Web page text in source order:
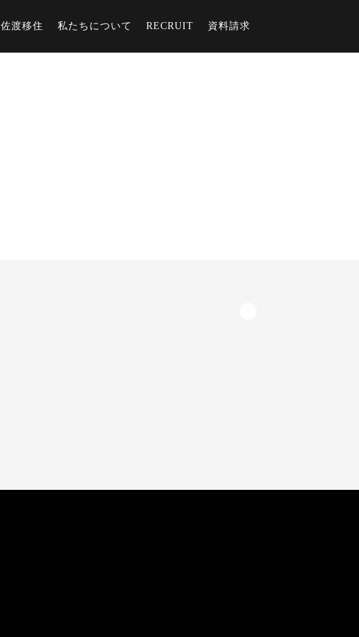
佐渡移住 私たちについて RECRUIT 資料請求